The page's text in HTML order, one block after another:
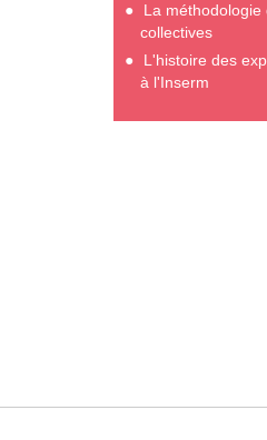
La méthodologie
collectives
L'histoire des
à l'Inserm